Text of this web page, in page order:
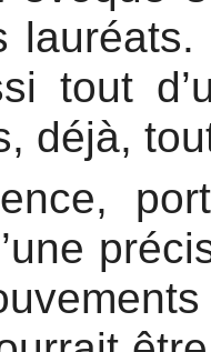
tout
déjà,